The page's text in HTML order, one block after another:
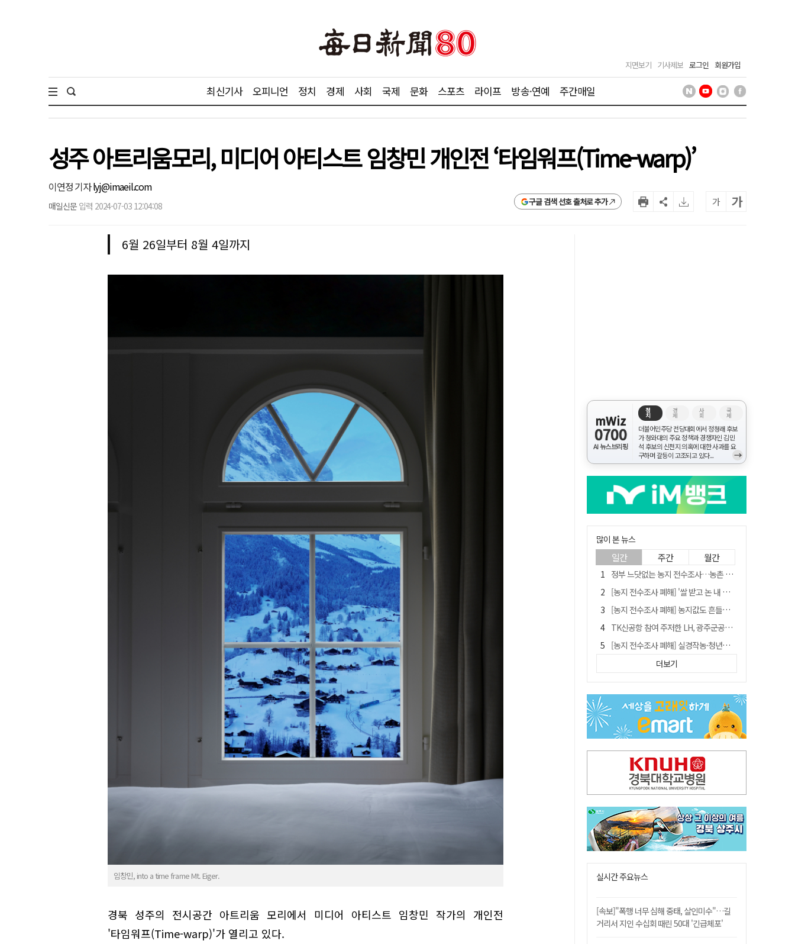
지면보기 기사제보 로그인 회원가입
최신기사 오피니언 정치 경제 사회 국제 문화 스포츠 라이프 방송·연예 주간매일
성주 아트리움모리, 미디어 아티스트 임창민 개인전 ‘타임워프(Time-warp)’
이연정 기자lyj@imaeil.com
매일신문 입력 2024-07-03 12:04:08 구글 검색 선호 출처로 추가 가 가
6월 26일부터 8월 4일까지
임창민, into a time frame Mt. Eiger.
경북 성주의 전시공간 아트리움 모리에서 미디어 아티스트 임창민 작가의 개인전
'타임워프(Time-warp)'가 열리고 있다.
mWiz
0700
AI 뉴스브리핑
정
치
경
제
사
회
국
제
더불어민주당 전당대회에서 정청래 후보
가 청와대의 주요 정책과 경쟁자인 김민
석 후보의 신천지 의혹에 대한 사과를 요
구하며 갈등이 고조되고 있다...
→
많이 본 뉴스
일간 주간 월간
정부 느닷없는 농지 전수조사…농촌 들쑤시는 '경자유전'의 칼날
[농지 전수조사 폐해] '쌀 받고 논 내 준' 도지농 이제 어쩌나?
[농지 전수조사 폐해] 농지값도 흔들리나…"도지 막히면 헐값 매물 나올 수도"
TK신공항 참여 주저한 LH, 광주군공항 사업에는 앞장
[농지 전수조사 폐해] 실경작농·청년농 부담도 커진다
[단독] 김영수 "국방부 청문준비단, 안규백 탈영 알고있었다"
청도군정 '두 시어머니'가 되어서는 안된다
홈플러스 다시 문 연다… 대구경북 매장도 재개장 준비 돌입
"상법개정해도 주주가 '봉'"…하이닉스 솔리다임 상장설에 술렁[개미와글와글]
더보기
실시간 주요뉴스
[속보]"폭행 너무 심해 중태, 살인미수"…길
거리서 지인 수십회 때린 50대 '긴급체포'